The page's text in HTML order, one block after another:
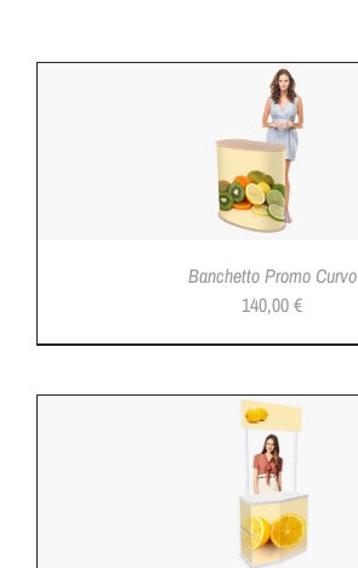
Banchetto Promo Curvo
140,00€